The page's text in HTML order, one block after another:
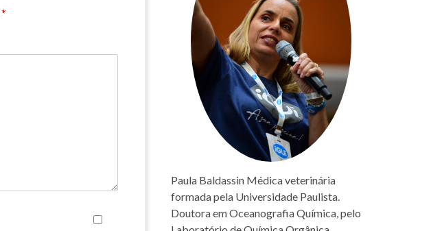
*
Paula Baldassin Médica veterinária
formada pela Universidade Paulista.
Doutora em Oceanografia Química, pelo